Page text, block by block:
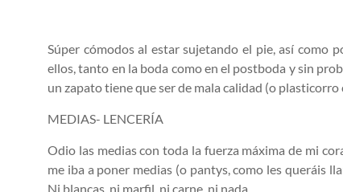
Súper cómodos al estar sujetando el pie, así como
ellos, tanto en la boda como en el postboda y sin
un zapato tiene que ser de mala calidad (o plasticorro
MEDIAS- LENCERÍA
Odio las medias con toda la fuerza máxima de mi
me iba a poner medias (o pantys, como les queráis
Ni blancas, ni marfil, ni carne, ni nada.